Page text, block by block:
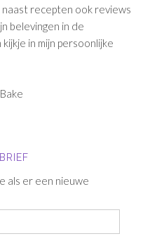
naast recepten ook reviews
belevingen in de
in mijn persoonlijke
als er een nieuwe